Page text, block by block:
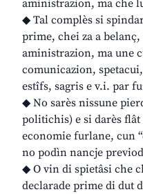
aministrazion, ma che
◆ Tal complès si
prime, chei za a
aministrazion, ma une
comunicazion,
estîfs, sagris e v.i. par
◆ No sarès nissune
politichis) e si darès flât
economie furlane, cun
no podìn nancje
◆ O vin di spietâsi che
declarade prime di dut